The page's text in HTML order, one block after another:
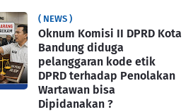
( NEWS )
Oknum Komisi II DPRD Kota
Bandung diduga
pelanggaran kode etik
DPRD terhadap Penolakan
Wartawan bisa
Dipidanakan ?